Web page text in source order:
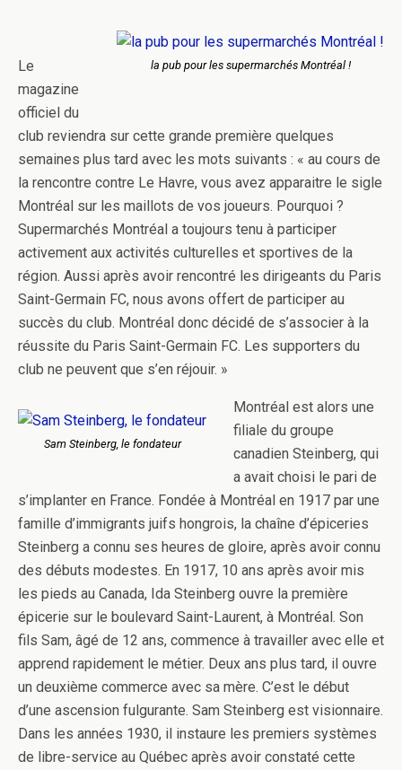
la pub pour les supermarchés Montréal !
Le
magazine
officiel du
club reviendra sur cette grande première quelques
semaines plus tard avec les mots suivants : « au cours de
la rencontre contre Le Havre, vous avez apparaitre le sigle
Montréal sur les maillots de vos joueurs. Pourquoi ?
Supermarchés Montréal a toujours tenu à participer
activement aux activités culturelles et sportives de la
région. Aussi après avoir rencontré les dirigeants du Paris
Saint-Germain FC, nous avons offert de participer au
succès du club. Montréal donc décidé de s’associer à la
réussite du Paris Saint-Germain FC. Les supporters du
club ne peuvent que s’en réjouir. »
Sam Steinberg, le fondateur
Montréal est alors une
filiale du groupe
canadien Steinberg, qui
a avait choisi le pari de
s’implanter en France. Fondée à Montréal en 1917 par une
famille d’immigrants juifs hongrois, la chaîne d’épiceries
Steinberg a connu ses heures de gloire, après avoir connu
des débuts modestes. En 1917, 10 ans après avoir mis
les pieds au Canada, Ida Steinberg ouvre la première
épicerie sur le boulevard Saint-Laurent, à Montréal. Son
fils Sam, âgé de 12 ans, commence à travailler avec elle et
apprend rapidement le métier. Deux ans plus tard, il ouvre
un deuxième commerce avec sa mère. C’est le début
d’une ascension fulgurante. Sam Steinberg est visionnaire.
Dans les années 1930, il instaure les premiers systèmes
de libre-service au Québec après avoir constaté cette